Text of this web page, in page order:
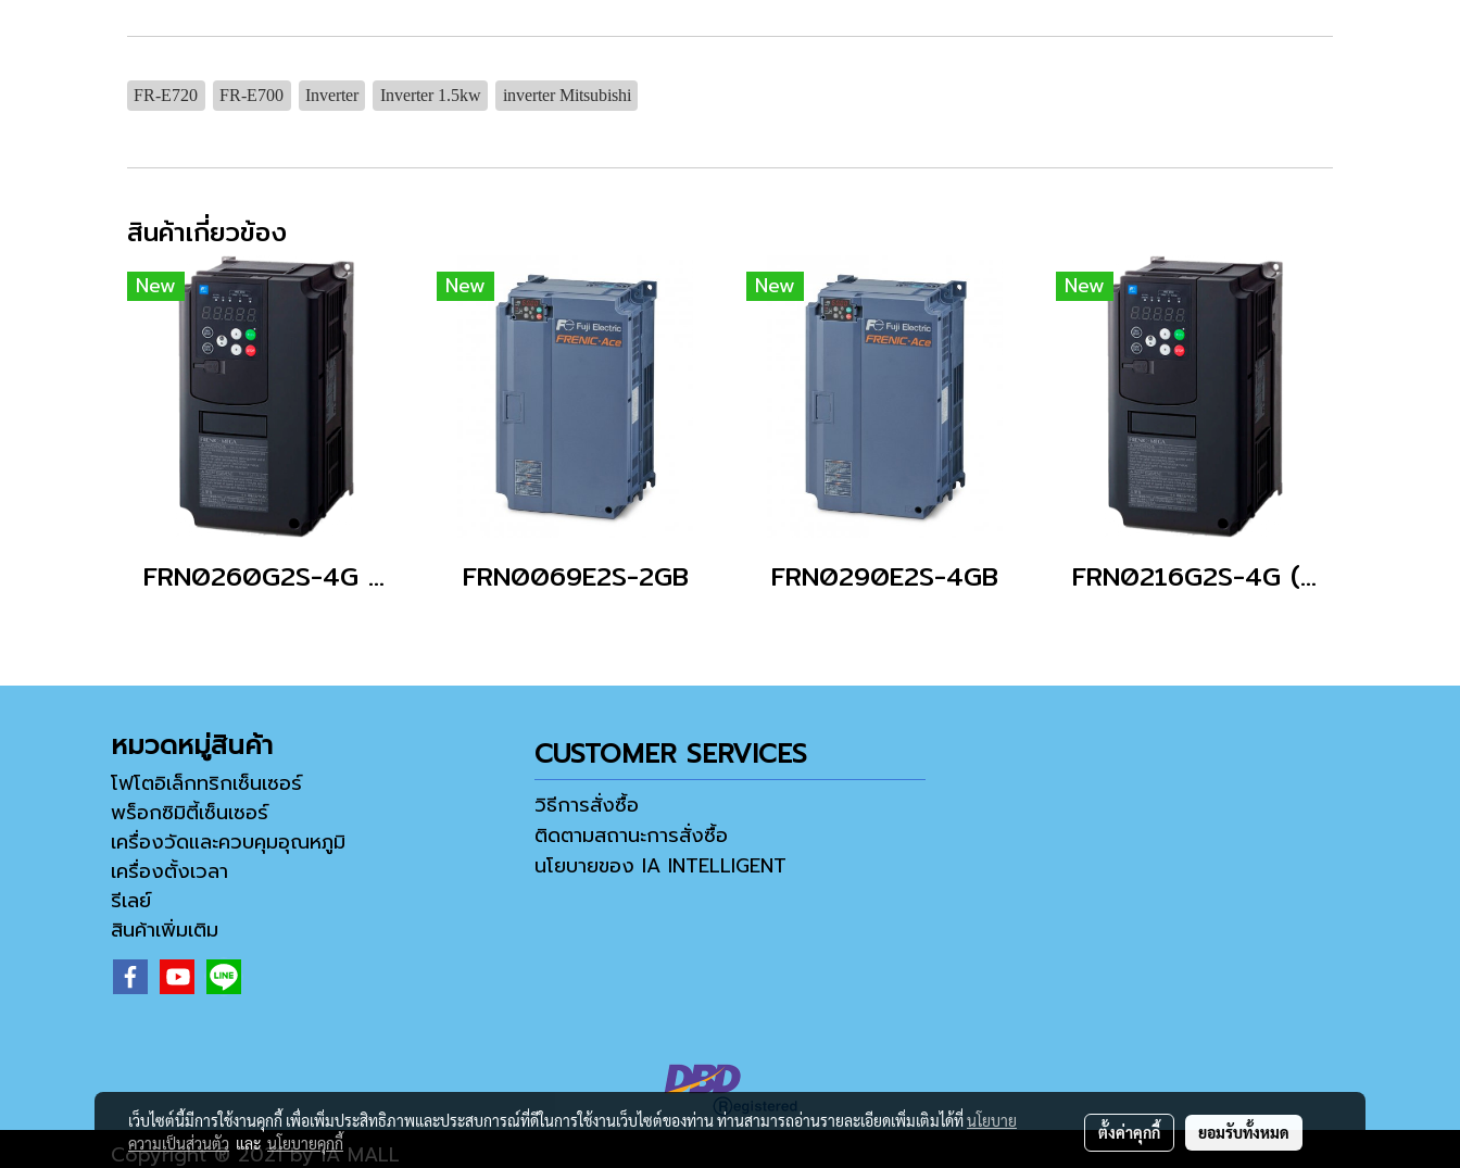
FR-E720 FR-E700 Inverter Inverter 1.5kw inverter Mitsubishi
สินค้าเกี่ยวข้อง
New
FRN0260G2S-4G (Without Keypad)
New
FRN0069E2S-2GB
New
FRN0290E2S-4GB
New
FRN0216G2S-4G (Without Keypad)
หมวดหมู่สินค้า
โฟโตอิเล็กทริกเซ็นเซอร์
พร็อกซิมิตี้เซ็นเซอร์
เครื่องวัดและควบคุมอุณหภูมิ
เครื่องตั้งเวลา
รีเลย์
สินค้าเพิ่มเติม
CUSTOMER SERVICES
วิธีการสั่งซื้อ
ติดตามสถานะการสั่งซื้อ
นโยบายของ IA INTELLIGENT
Copyright ® 2021 by IA MALL
เว็บไซต์นี้มีการใช้งานคุกกี้ เพื่อเพิ่มประสิทธิภาพและประสบการณ์ที่ดีในการใช้งานเว็บไซต์ของท่าน ท่านสามารถอ่านรายละเอียดเพิ่มเติมได้ที่นโยบาย
ความเป็นส่วนตัว และนโยบายคุกกี้
ตั้งค่าคุกกี้ ยอมรับทั้งหมด